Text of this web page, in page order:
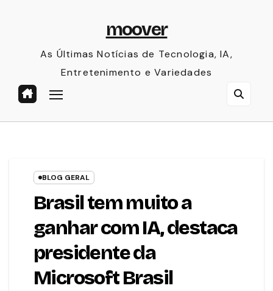
moover
As Últimas Notícias de Tecnologia, IA,
Entretenimento e Variedades
BLOG GERAL
Brasil tem muito a
ganhar com IA, destaca
presidente da
Microsoft Brasil